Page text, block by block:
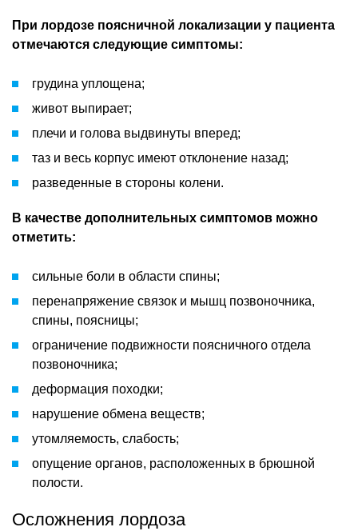
При лордозе поясничной локализации у пациента
отмечаются следующие симптомы:
грудина уплощена;
живот выпирает;
плечи и голова выдвинуты вперед;
таз и весь корпус имеют отклонение назад;
разведенные в стороны колени.
В качестве дополнительных симптомов можно
отметить:
сильные боли в области спины;
перенапряжение связок и мышц позвоночника,
спины, поясницы;
ограничение подвижности поясничного отдела
позвоночника;
деформация походки;
нарушение обмена веществ;
утомляемость, слабость;
опущение органов, расположенных в брюшной
полости.
Осложнения лордоза